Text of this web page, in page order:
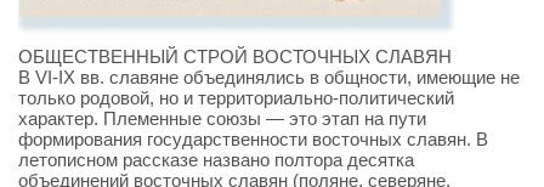
ОБЩЕСТВЕННЫЙ СТРОЙ ВОСТОЧНЫХ СЛАВЯН
В VI-IX вв. славяне объединялись в общности, имеющие не
только родовой, но и территориально-политический
характер. Племенные союзы — это этап на пути
формирования государственности восточных славян. В
летописном рассказе названо полтора десятка
объединений восточных славян (поляне, северяне,